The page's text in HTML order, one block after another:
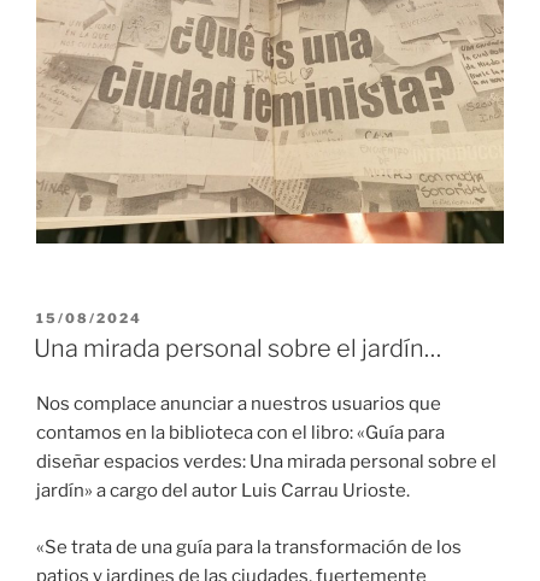
PUBLICADO
EL
15/08/2024
Una mirada personal sobre el jardín…
Nos complace anunciar a nuestros usuarios que
contamos en la biblioteca con el libro: «Guía para
diseñar espacios verdes: Una mirada personal sobre el
jardín» a cargo del autor Luis Carrau Urioste.
«Se trata de una guía para la transformación de los
patios y jardines de las ciudades, fuertemente